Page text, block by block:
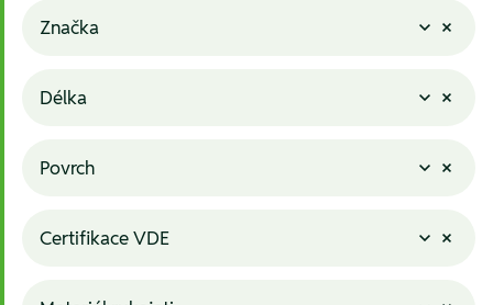
Značka
Délka
Povrch
Certifikace VDE